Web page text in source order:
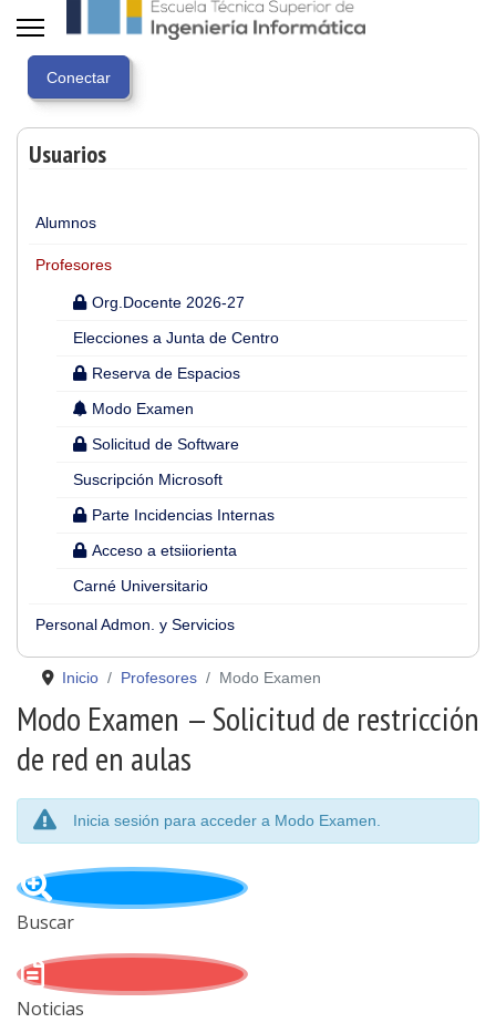
Usuarios
Alumnos
Profesores
Org.Docente 2026-27
Elecciones a Junta de Centro
Reserva de Espacios
Modo Examen
Solicitud de Software
Suscripción Microsoft
Parte Incidencias Internas
Acceso a etsiiorienta
Carné Universitario
Personal Admon. y Servicios
Inicio Profesores Modo Examen
Modo Examen — Solicitud de restricción
de red en aulas
Inicia sesión para acceder a Modo Examen.
Buscar
Noticias